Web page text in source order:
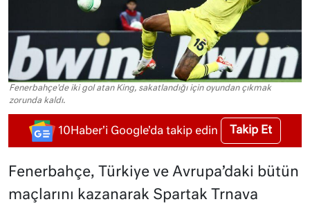
Fenerbahçe'de iki gol atan King, sakatlandığı için oyundan çıkmak
zorunda kaldı.
10Haber'i Google'da takip edin Takip Et
Fenerbahçe, Türkiye ve Avrupa’daki bütün
maçlarını kazanarak Spartak Trnava